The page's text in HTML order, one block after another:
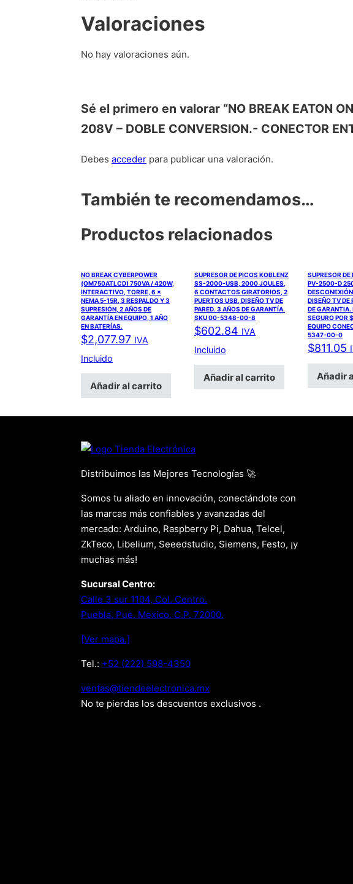
Valoraciones
No hay valoraciones aún.
Sé el primero en valorar “NO BREAK EATON
208V – DOBLE CONVERSION.- CONECTOR
Debes acceder para publicar una valoración.
También te recomendamos…
Productos relacionados
NO BREAK CYBERPOWER
(OM750ATLCD) 750VA / 420W,
INTERACTIVO, TORRE, 6 ×
NEMA 5-15R, 3 RESPALDO Y 3
SUPRESIÓN, 2 AÑOS DE
GARANTÍA EN EQUIPO, 1 AÑO
EN BATERÍAS.
$2,077.97 IVA
Incluido
Añadir al carrito
SUPRESOR DE PICOS KOBLENZ
SS-2000-USB, 2000 JOULES,
6 CONTACTOS GIRATORIOS, 2
PUERTOS USB, DISEÑO TV DE
PARED. 3 AÑOS DE GARANTÍA.
SKU 00-5348-00-8
$602.84 IVA
Incluido
Añadir al carrito
SUPRESOR
PV-2500-D
DISEÑO TV DE
DE GARANTIA.
SEGURO POR
EQUIPO
5347-00-0
$811.05
Añadir
Distribuimos las Mejores Tecnologías 🚀
Somos tu aliado en innovación, conectándote con
las marcas más confiables y avanzadas del
mercado: Arduino, Raspberry Pi, Dahua, Telcel,
ZkTeco, Libelium, Seeedstudio, Siemens, Festo, ¡y
muchas más!
Sucursal Centro:
Calle 3 sur 1104, Col. Centro.
Puebla, Pue. Mexico. C.P. 72000.
[Ver mapa.]
Tel.: +52 (222) 598-4350
xm.acinortceleedneit@satnev
No te pierdas los descuentos exclusivos .